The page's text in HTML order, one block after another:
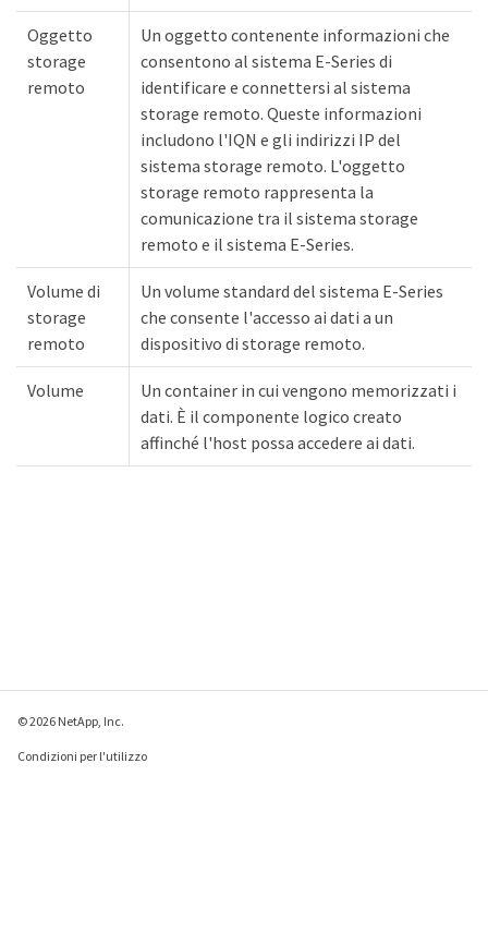
Oggetto
storage
remoto
Un oggetto contenente informazioni che
consentono al sistema E-Series di
identificare e connettersi al sistema
storage remoto. Queste informazioni
includono l'IQN e gli indirizzi IP del
sistema storage remoto. L'oggetto
storage remoto rappresenta la
comunicazione tra il sistema storage
remoto e il sistema E-Series.
Volume di
storage
remoto
Un volume standard del sistema E-Series
che consente l'accesso ai dati a un
dispositivo di storage remoto.
Volume
Un container in cui vengono memorizzati i
dati. È il componente logico creato
affinché l'host possa accedere ai dati.
© 2026 NetApp, Inc.
Condizioni per l'utilizzo